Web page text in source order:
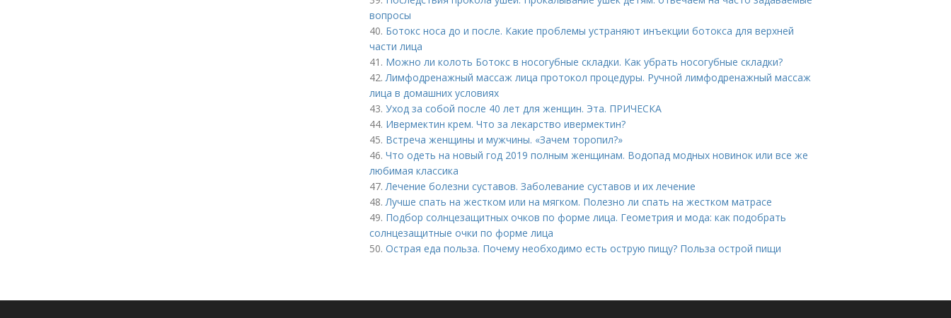
вопросы
40. Ботокс носа до и после. Какие проблемы устраняют инъекции ботокса для верхней
части лица
41. Можно ли колоть Ботокс в носогубные складки. Как убрать носогубные складки?
42.Лимфодренажный массаж лица протокол процедуры. Ручной лимфодренажный массаж
лица в домашних условиях
43. Уход за собой после 40 лет для женщин. Эта. ПРИЧЕСКА
44. Ивермектин крем. Что за лекарство ивермектин?
45. Встреча женщины и мужчины. «Зачем торопил?»
46. Что одеть на новый год 2019 полным женщинам. Водопад модных новинок или все же
любимая классика
47.Лечение болезни суставов. Заболевание суставов и их лечение
48.Лучше спать на жестком или на мягком. Полезно ли спать на жестком матрасе
49. Подбор солнцезащитных очков по форме лица. Геометрия и мода: как подобрать
солнцезащитные очки по форме лица
50. Острая еда польза. Почему необходимо есть острую пищу? Польза острой пищи